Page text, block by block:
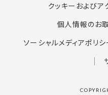
クッキーおよびア
個人情報のお
ソーシャルメディアポリシ